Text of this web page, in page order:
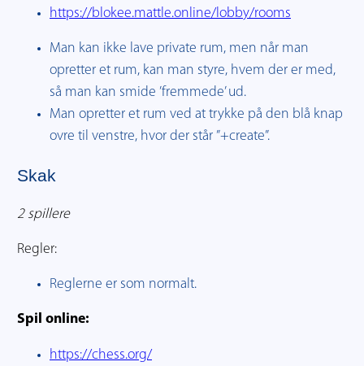
https://blokee.mattle.online/lobby/rooms
Man kan ikke lave private rum, men når man
opretter et rum, kan man styre, hvem der er med,
så man kan smide ’fremmede’ ud.
Man opretter et rum ved at trykke på den blå knap
ovre til venstre, hvor der står ”+create”.
Skak
2 spillere
Regler:
Reglerne er som normalt.
Spil online:
https://chess.org/